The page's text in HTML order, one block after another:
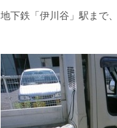
地下鉄「伊川谷」駅まで